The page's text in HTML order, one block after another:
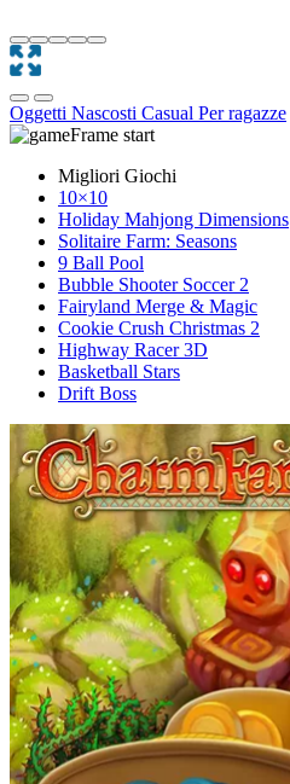
Oggetti Nascosti Casual Per ragazze
Migliori Giochi
10×10
Holiday Mahjong Dimensions
Solitaire Farm: Seasons
9 Ball Pool
Bubble Shooter Soccer 2
Fairyland Merge & Magic
Cookie Crush Christmas 2
Highway Racer 3D
Basketball Stars
Drift Boss
Advertisement